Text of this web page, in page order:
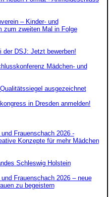
– Kinder- und
zum zweiten Mal in Folge
der DSJ: Jetzt bewerben!
Mädchen- und
ausgezeichnet
in Dresden anmelden!
Frauenschach 2026 -
Konzepte für mehr Mädchen
Schleswig Holstein
Frauenschach 2026 – neue
zu begeistern